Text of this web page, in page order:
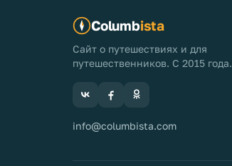
Columbista
Сайт о путешествиях и для
путешественников. С 2015 года.
info@columbista.com